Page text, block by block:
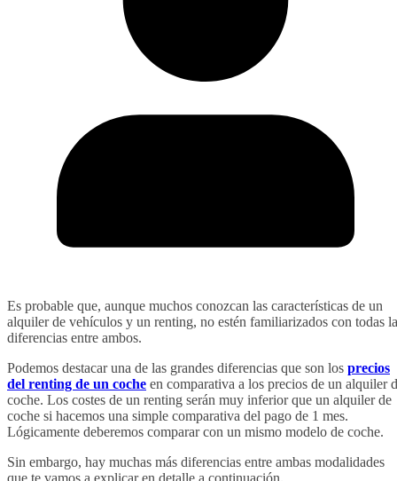
Es probable que, aunque muchos conozcan las características de un
alquiler de vehículos y un renting, no estén familiarizados con todas
diferencias entre ambos.
Podemos destacar una de las grandes diferencias que son los precios
del renting de un coche en comparativa a los precios de un alquiler
coche. Los costes de un renting serán muy inferior que un alquiler de
coche si hacemos una simple comparativa del pago de 1 mes.
Lógicamente deberemos comparar con un mismo modelo de coche.
Sin embargo, hay muchas más diferencias entre ambas modalidades
que te vamos a explicar en detalle a continuación.